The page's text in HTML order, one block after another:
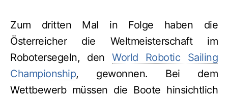
Zum dritten Mal in Folge haben die
Österreicher die Weltmeisterschaft im
Robotersegeln, den World Robotic Sailing
Championship, gewonnen. Bei dem
Wettbewerb müssen die Boote hinsichtlich